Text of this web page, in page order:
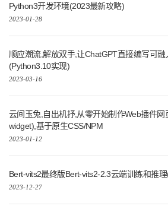
Python3开发环境(2023最新攻略)
2023-01-28
顺应潮流,解放双手,让ChatGPT直接编写可
(Python3.10实现)
2023-03-16
云间玉兔,自出机抒,从零开始制作Web插件
widget),基于原生CSS/NPM
2023-01-12
Bert-vits2最终版Bert-vits2-2.3云端训练和推
2023-12-27